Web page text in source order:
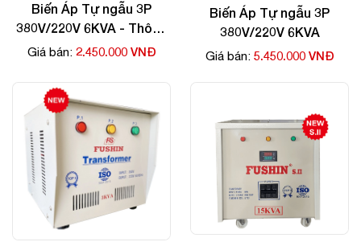
Biến Áp Tự ngẫu 3P
380V/220V 6KVA - Thông
Dụng
Giá bán: 2.450.000 VNĐ
Biến Áp Tự ngẫu 3P
380V/220V 6KVA
Giá bán: 5.450.000 VNĐ